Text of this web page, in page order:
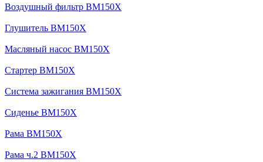
Воздушный фильтр BM150X
Глушитель BM150X
Масляный насос BM150X
Стартер BM150X
Система зажигания BM150X
Сиденье BM150X
Рама BM150X
Рама ч.2 BM150X